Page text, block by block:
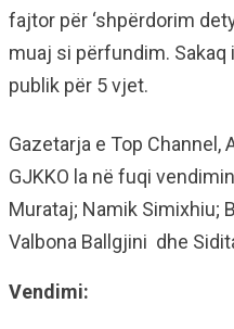
fajtor për ‘shpërdorim
muaj si përfundim.
publik për 5 vjet.
Gazetarja e Top Channel,
GJKKO la në fuqi
Murataj; Namik Simixhiu;
Valbona Ballgjini dhe
Vendimi: